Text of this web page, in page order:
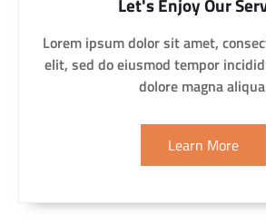
Let's Enjoy Our
Lorem ipsum dolor sit amet,
elit, sed do eiusmod tempor
dolore magna
Learn More